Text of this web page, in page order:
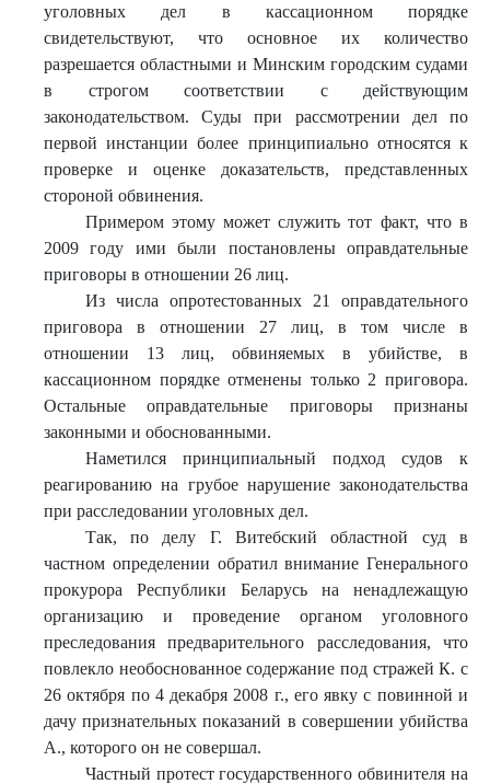
уголовных дел в кассационном порядке
свидетельствуют, что основное их количество
разрешается областными и Минским городским судами
в строгом соответствии с действующим
законодательством. Суды при рассмотрении дел по
первой инстанции более принципиально относятся к
проверке и оценке доказательств, представленных
стороной обвинения.
Примером этому может служить тот факт, что в
2009 году ими были постановлены оправдательные
приговоры в отношении 26 лиц.
Из числа опротестованных 21 оправдательного
приговора в отношении 27 лиц, в том числе в
отношении 13 лиц, обвиняемых в убийстве, в
кассационном порядке отменены только 2 приговора.
Остальные оправдательные приговоры признаны
законными и обоснованными.
Наметился принципиальный подход судов к
реагированию на грубое нарушение законодательства
при расследовании уголовных дел.
Так, по делу Г. Витебский областной суд в
частном определении обратил внимание Генерального
прокурора Республики Беларусь на ненадлежащую
организацию и проведение органом уголовного
преследования предварительного расследования, что
повлекло необоснованное содержание под стражей К. с
26 октября по 4 декабря 2008 г., его явку с повинной и
дачу признательных показаний в совершении убийства
А., которого он не совершал.
Частный протест государственного обвинителя на